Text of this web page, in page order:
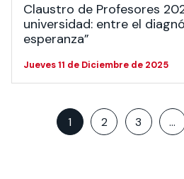
Claustro de Profesores
universidad: entre el
esperanza”
Jueves 11 de Diciembre de 2025
Posts
1 2 3 …